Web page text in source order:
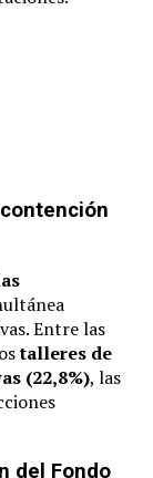
Entre las
talleres de
(22,8%), las
del Fondo